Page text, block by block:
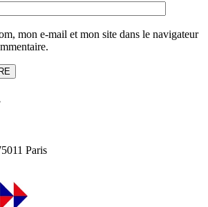
mon e-mail et mon site dans le navigateur
Paris